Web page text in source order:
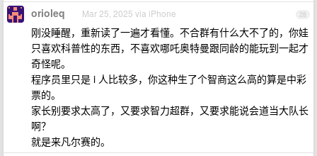
28
orioleq Mar 25, 2025 via iPhone
刚没睡醒，重新读了一遍才看懂。不合群有什么大不了的，你娃
只喜欢科普性的东西，不喜欢哪吒奥特曼跟同龄的能玩到一起才
奇怪呢。
程序员里只是 i 人比较多，你这种生了个智商这么高的算是中彩
票的。
家长别要求太高了，又要求智力超群，又要求能说会道当大队长
啊？
就是来凡尔赛的。